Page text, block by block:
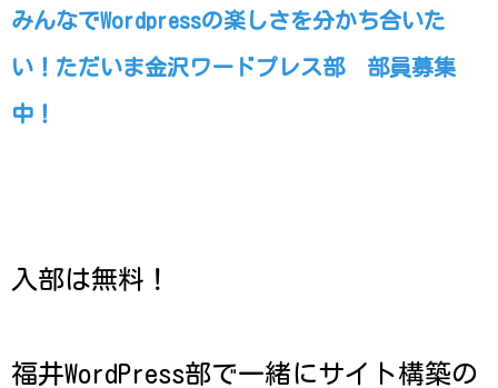
みんなでWordpressの楽しさを分かち合いた
い！ただいま金沢ワードプレス部 部員募集
中！
入部は無料！
福井WordPress部で一緒にサイト構築の